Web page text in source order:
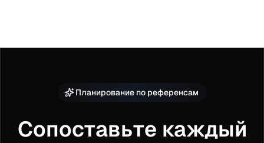
Планирование по референсам
Сопоставьте каждый